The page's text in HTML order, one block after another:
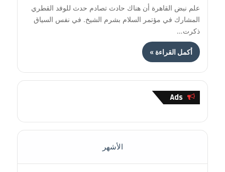
علم نبض القاهرة أن هناك حادث تصادم حدث للوفد القطري
المشارك في مؤتمر السلام بشرم الشيخ. في نفس السياق
ذكرت…
أكمل القراءة »
Ads
الأشهر